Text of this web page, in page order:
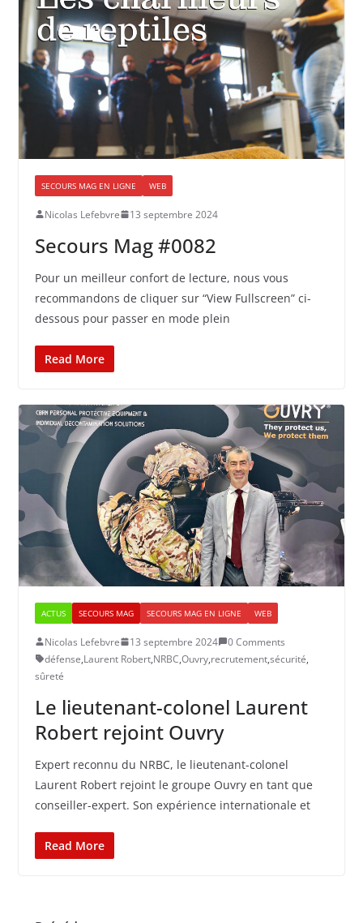
SECOURS MAG EN LIGNE WEB
Nicolas Lefebvre 13 septembre 2024
Secours Mag #0082
Pour un meilleur confort de lecture, nous vous
recommandons de cliquer sur “View Fullscreen” ci-
dessous pour passer en mode plein
Read More
ACTUS SECOURS MAG SECOURS MAG EN LIGNE WEB
Nicolas Lefebvre 13 septembre 2024
0 Comments
défense,Laurent Robert,NRBC,Ouvry,recrutement,sécurité,
sûreté
​​Le lieutenant-colonel Laurent
Robert rejoint Ouvry
Expert reconnu du NRBC, le lieutenant-colonel
Laurent Robert rejoint le groupe Ouvry en tant que
conseiller-expert. Son expérience internationale et
Read More